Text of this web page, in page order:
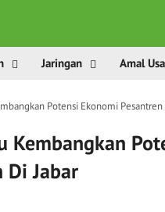
Jaringan Amal
Potensi Ekonomi
Kembangkan
Di Jabar